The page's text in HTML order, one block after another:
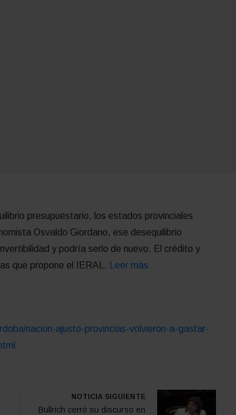
presupuestario, los estados provinciales
Osvaldo Giordano, ese desequilibrio
y podría serlo de nuevo. El crédito y
que propone el IERAL.
Leer más
nacion-ajusto-provincias-volvieron-a-gastar-
NOTICIA SIGUIENTE
Bullrich cerró su discurso en